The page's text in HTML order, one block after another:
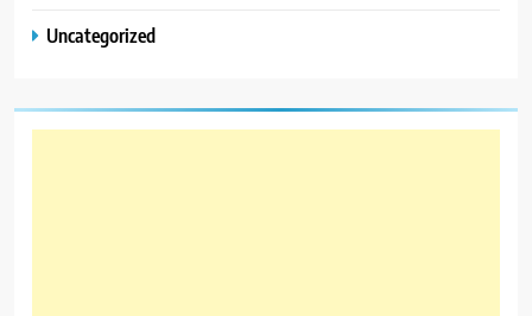
Uncategorized